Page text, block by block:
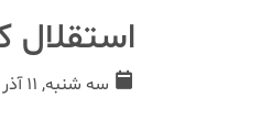
استقلال کازرون 30 - 28
سه شنبه, 11 آذر 1404